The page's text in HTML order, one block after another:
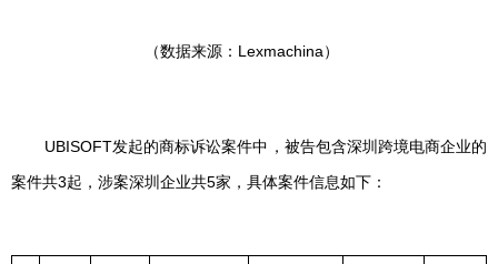
（数据来源：Lexmachina）
UBISOFT发起的商标诉讼案件中，被告包含深圳跨境电商企业的
案件共3起，涉案深圳企业共5家，具体案件信息如下：